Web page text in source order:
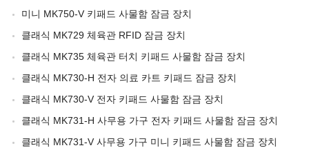
미니 MK750-V 키패드 사물함 잠금 장치
클래식 MK729 체육관 RFID 잠금 장치
클래식 MK735 체육관 터치 키패드 사물함 잠금 장치
클래식 MK730-H 전자 의료 카트 키패드 잠금 장치
클래식 MK730-V 전자 키패드 사물함 잠금 장치
클래식 MK731-H 사무용 가구 전자 키패드 사물함 잠금 장치
클래식 MK731-V 사무용 가구 미니 키패드 사물함 잠금 장치